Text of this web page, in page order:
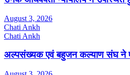
August 3, 2026
Chati Ankh
Chati Ankh
अल्पसंख्यक एवं बहुजन कल्याण संघ ने